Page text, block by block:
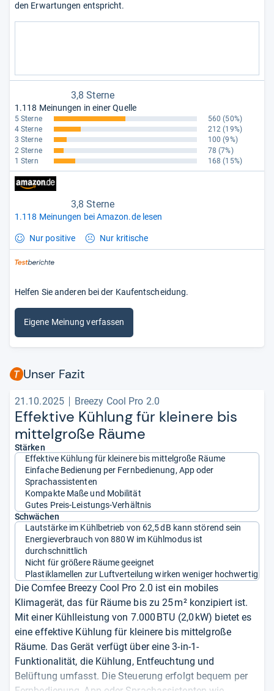
den Erwartungen entspricht.
3,8 Sterne
1.118 Meinungen in einer Quelle
5 Sterne 560 (50%)
4 Sterne
212 (19%)
3 Sterne
100 (9%)
2 Sterne
78 (7%)
1 Stern
168 (15%)
3,8 Sterne
1.118 Meinungen bei Amazon.de lesen
Nur positive Nur kritische
Helfen Sie anderen bei der Kaufentscheidung.
Eigene Meinung verfassen
Unser Fazit
21.10.2025 Breezy Cool Pro 2.0
Effek­tive Küh­lung für klei­nere bis
mit­tel­große Räume
Stärken
Effektive Kühlung für kleinere bis mittelgroße Räume
Einfache Bedienung per Fernbedienung, App oder
Sprachassistenten
Kompakte Maße und Mobilität
Gutes Preis-Leistungs-Verhältnis
Schwächen
Lautstärke im Kühlbetrieb von 62,5 dB kann störend sein
Energieverbrauch von 880 W im Kühlmodus ist
durchschnittlich
Nicht für größere Räume geeignet
Plastiklamellen zur Luftverteilung wirken weniger hochwertig
Die Comfee Breezy Cool Pro 2.0 ist ein mobiles
Klimagerät, das für Räume bis zu 25 m² konzipiert ist.
Mit einer Kühlleistung von 7.000 BTU (2,0 kW) bietet es
eine effektive Kühlung für kleinere bis mittelgroße
Räume. Das Gerät verfügt über eine 3-in-1-
Funktionalität, die Kühlung, Entfeuchtung und
Belüftung umfasst. Die Steuerung erfolgt bequem per